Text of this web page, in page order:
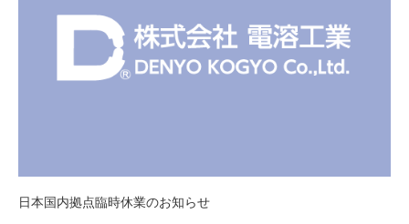
日本国内拠点臨時休業のお知らせ